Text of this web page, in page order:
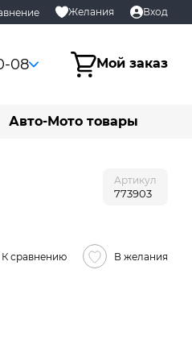
Желания Вход
08 Мой заказ
Авто-Мото товары
Артикул
773903
К сравнению В желания